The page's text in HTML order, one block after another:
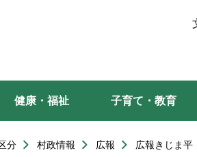
健康・福祉 子育て・教育
分 村政情報 広報 広報きじま平